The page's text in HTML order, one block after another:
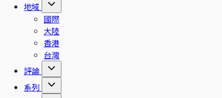
地域
國際
大陸
香港
台灣
評論
系列